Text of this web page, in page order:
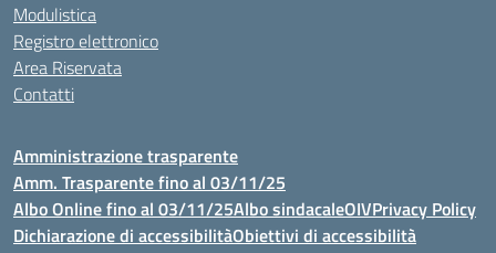
Modulistica
Registro elettronico
Area Riservata
Contatti
Amministrazione trasparente
Amm. Trasparente fino al 03/11/25
Albo Online fino al 03/11/25Albo sindacaleOIVPrivacy Policy
Dichiarazione di accessibilitàObiettivi di accessibilità